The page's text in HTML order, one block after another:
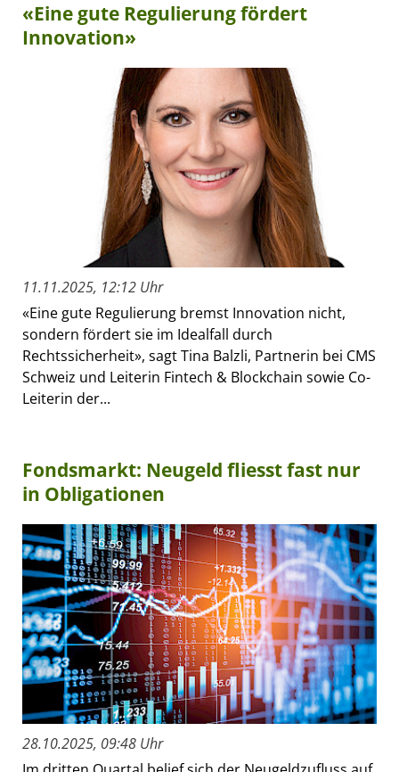
«Eine gute Regulierung fördert
Innovation»
11.11.2025, 12:12 Uhr
«Eine gute Regulierung bremst Innovation nicht,
sondern fördert sie im Idealfall durch
Rechtssicherheit», sagt Tina Balzli, Partnerin bei CMS
Schweiz und Leiterin Fintech & Blockchain sowie Co-
Leiterin der...
Fondsmarkt: Neugeld fliesst fast nur
in Obligationen
28.10.2025, 09:48 Uhr